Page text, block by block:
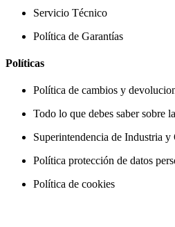
Servicio Técnico
Política de Garantías
Políticas
Política de cambios y
Todo lo que debes saber sobre
Superintendencia de Industria
Política protección de datos
Política de cookies